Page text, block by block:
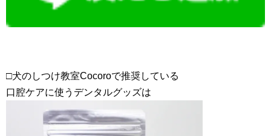
□犬のしつけ教室Cocoroで推奨している
口腔ケアに使うデンタルグッズは